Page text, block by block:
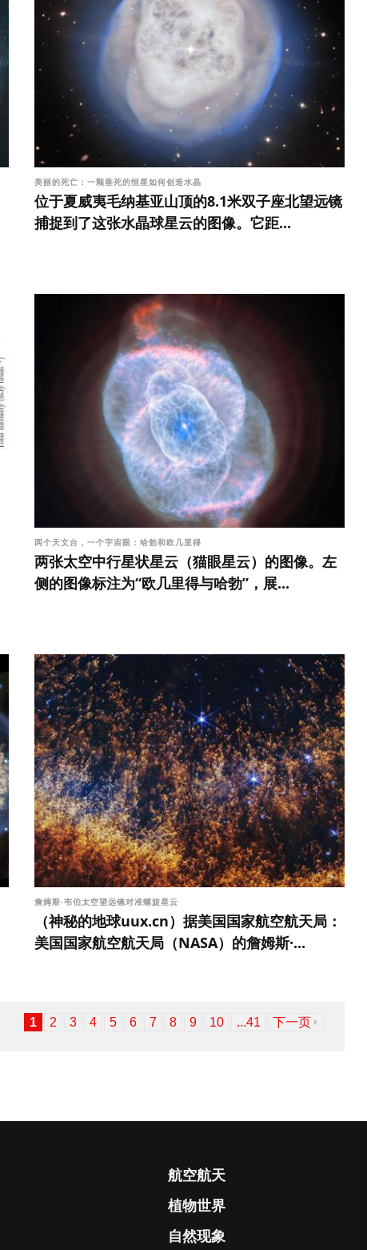
美丽的死亡：一颗垂死的恒星如何创造水晶
位于夏威夷毛纳基亚山顶的8.1米双子座北望远镜
捕捉到了这张水晶球星云的图像。它距...
两个天文台，一个宇宙眼：哈勃和欧几里得
两张太空中行星状星云（猫眼星云）的图像。左
侧的图像标注为“欧几里得与哈勃”，展...
詹姆斯·韦伯太空望远镜对准螺旋星云
（神秘的地球uux.cn）据美国国家航空航天局：
美国国家航空航天局（NASA）的詹姆斯·...
1 2 3 4 5 6 7 8 9 10 ...41 下一页
航空航天
植物世界
自然现象